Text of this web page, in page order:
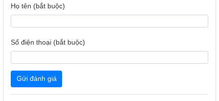
Thiết kế semi-in-ear nhỏ gọn, năng động
công thái học. Thiết kế này sẽ đảm bảo hạn chế tình trạng
tai nghe cũng sẽ hạn chế được tình trạng rơi rớt, tạo cảm
giác thoải mái dù sử dụng trong thời gian dài khi chỉ có
Họ tên (bắt buộc)
Số điện thoại (bắt buộc)
Gửi đánh giá